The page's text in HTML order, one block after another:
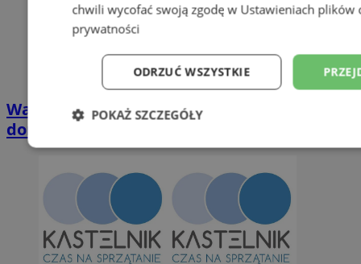
Wakacyjny wypoczynek nad Bałtykiem w
domkach Szmaragdowe Morze
chwili wycofać swoją zgodę w Ustawieniach plików
prywatności
ODRZUĆ WSZYSTKIE
POKAŻ SZCZEGÓŁY
Niezbędne Wydajność
Niesklasyfikowane